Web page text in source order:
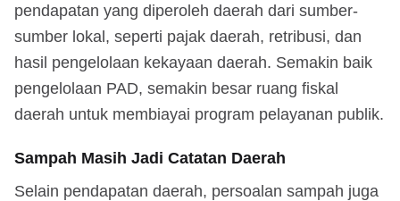
pendapatan yang diperoleh daerah dari sumber-
sumber lokal, seperti pajak daerah, retribusi, dan
hasil pengelolaan kekayaan daerah. Semakin baik
pengelolaan PAD, semakin besar ruang fiskal
daerah untuk membiayai program pelayanan publik.
Sampah Masih Jadi Catatan Daerah
Selain pendapatan daerah, persoalan sampah juga